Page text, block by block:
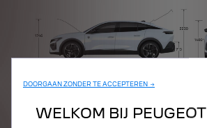
DOORGAAN ZONDER TE ACCEPTEREN →
WELKOM BIJ PEUGEOT